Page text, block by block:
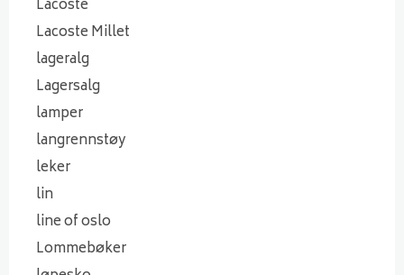
Lacoste
Lacoste Millet
lageralg
Lagersalg
lamper
langrennstøy
leker
lin
line of oslo
Lommebøker